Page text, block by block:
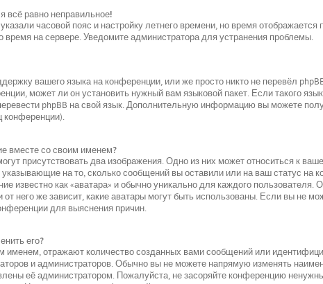
всё равно неправильное!
часовой пояс и настройку летнего времени, но время
время на сервере. Уведомите администратора для устранения проблемы.
вашего языка на конференции, или же просто никто не перевёл
может ли он установить нужный вам языковой пакет. Если такого
phpBB на свой язык. Дополнительную информацию вы можете
конференции).
вместе со своим именем?
присутствовать два изображения. Одно из них может относиться к
указывающие на то, сколько сообщений вы оставили или на ваш статус на
известно как «аватара» и обычно уникально для каждого пользователя.
него же зависит, какие аватары могут быть использованы. Если вы не
для выяснения причин.
его?
именем, отражают количество созданных вами сообщений или
и администраторов. Обычно вы не можете напрямую изменять
её администратором. Пожалуйста, не засоряйте конференцию